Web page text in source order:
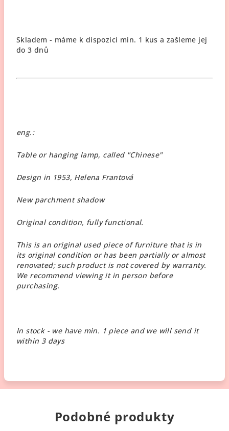
Skladem - máme k dispozici min. 1 kus a zašleme jej
do 3 dnů
eng.:
Table or hanging lamp, called "Chinese"
Design in 1953, Helena Frantová
New parchment shadow
Original condition, fully functional.
This is an original used piece of furniture that is in
its original condition or has been partially or almost
renovated; such product is not covered by warranty.
We recommend viewing it in person before
purchasing.
In stock - we have min. 1 piece and we will send it
within 3 days
Podobné produkty